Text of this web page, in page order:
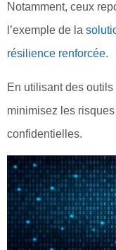
Notamment, ceux
l’exemple de la
résilience renforcée.
En utilisant des
minimisez les
confidentielles.